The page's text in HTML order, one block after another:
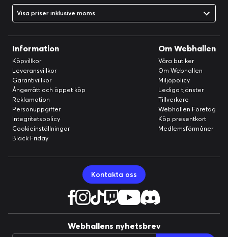
Få jobbet gjort
Unga byggare kan styra lastbilens tippfunktion.
Visa priser inklusive moms
Information
Köpvillkor
Leveransvillkor
Garantivillkor
Ångerrätt och öppet köp
Reklamation
Personuppgifter
Integritetspolicy
Cookieinställningar
Black Friday
Om Webhallen
Våra butiker
Om Webhallen
Miljöpolicy
Lediga tjänster
Tillverkare
Webhallen Företag
Köp presentkort
Medlemsförmåner
Kontakta oss
Webhallens nyhetsbrev